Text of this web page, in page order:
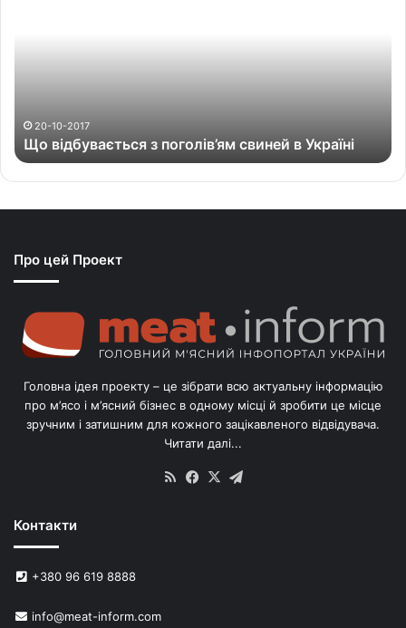
т
ь
п
о
е
й
У
р
20-10-2017
Що відбувається з поголів’ям свиней в Україні
Про цей Проект
Головна ідея проекту – це зібрати всю актуальну інформацію
про м’ясо і м’ясний бізнес в одному місці й зробити це місце
зручним і затишним для кожного зацікавленого відвідувача.
Читати далі...
RSS Facebook
X
Контакти
+380 96 619 8888
info@meat-inform.com